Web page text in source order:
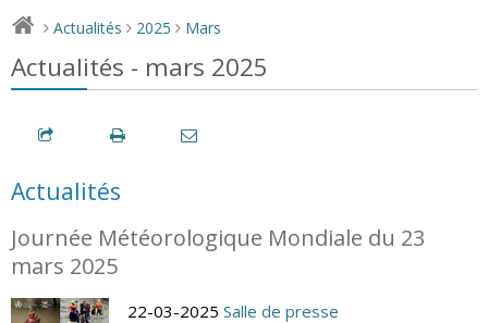
> Actualités > 2025 > Mars
Actualités - mars 2025
Actualités
Journée Météorologique Mondiale du 23
mars 2025
22-03-2025 Salle de presse